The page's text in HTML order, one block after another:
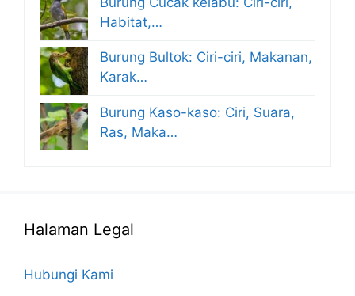
Habitat,…
Burung Bultok: Ciri-ciri, Makanan,
Karak…
Burung Kaso-kaso: Ciri, Suara,
Ras, Maka…
Halaman Legal
Hubungi Kami